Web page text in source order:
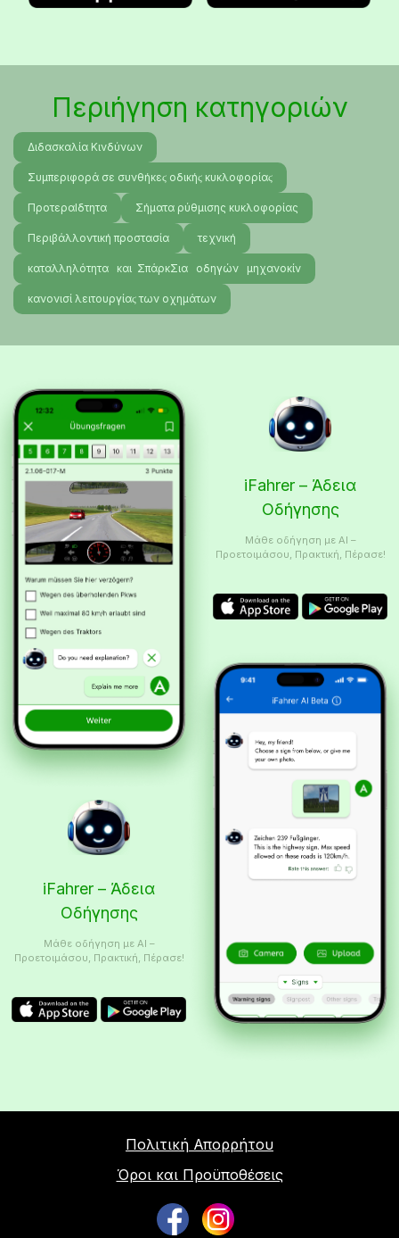
Περιήγηση κατηγοριών
Διδασκαλία Κινδύνων
Συμπεριφορά σε συνθήκεϛ οδικήϛ κυκλοφορίαϛ
ΠροτεραΙδτητα Σήματα ρύθμισης κυκλοφορίας
Περιβάλλοντική προστασία τεχνική
καταλληλότητα και ΣπάρκΣια οδηγών μηχανοκίν
κανονισί λειτουργίαϛ των οχημάτων
iFahrer – Άδεια
Οδήγησης
Μάθε οδήγηση με AI –
Προετοιμάσου, Πρακτική, Πέρασε!
iFahrer – Άδεια
Οδήγησης
Μάθε οδήγηση με AI –
Προετοιμάσου, Πρακτική, Πέρασε!
Πολιτική Απορρήτου
Όροι και Προϋποθέσεις